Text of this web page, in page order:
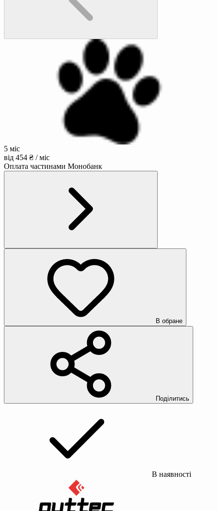
5 міс
від 454 ₴ / міс
Оплата частинами Монобанк
В обране
Поділитись
В наявності